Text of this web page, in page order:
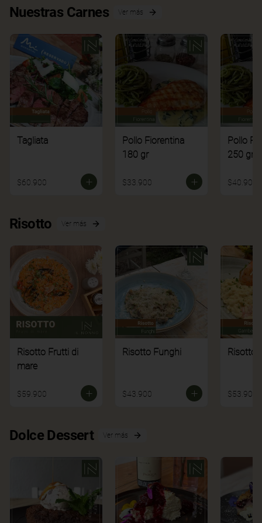
Nuestras Carnes Ver más
Tagliata
$60.900
Pollo Fiorentina
180 gr
$33.900
Pollo
250 gr
$40.900
Risotto Ver más
Risotto Frutti di
mare
$59.900
Risotto Funghi
$43.900
Risotto
$53.900
Dolce Dessert Ver más